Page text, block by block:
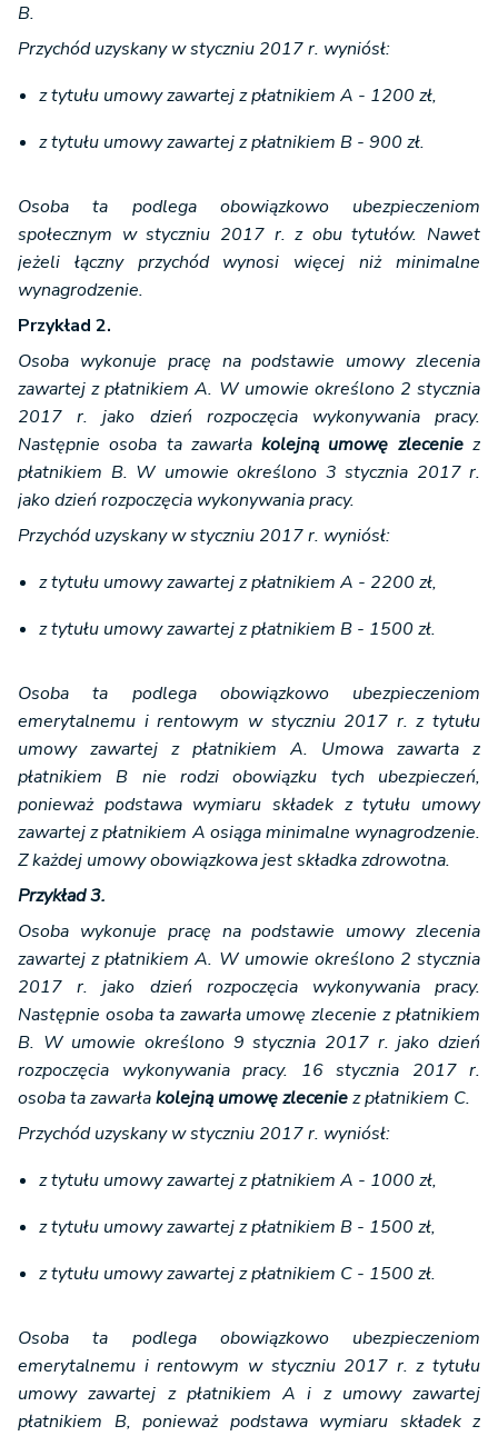
B.
Przychód uzyskany w styczniu 2017 r. wyniósł:
z tytułu umowy zawartej z płatnikiem A - 1200 zł,
z tytułu umowy zawartej z płatnikiem B - 900 zł.
Osoba ta podlega obowiązkowo ubezpieczeniom
społecznym w styczniu 2017 r. z obu tytułów. Nawet
jeżeli łączny przychód wynosi więcej niż minimalne
wynagrodzenie.
Przykład 2.
Osoba wykonuje pracę na podstawie umowy zlecenia
zawartej z płatnikiem A. W umowie określono 2 stycznia
2017 r. jako dzień rozpoczęcia wykonywania pracy.
Następnie osoba ta zawarłakolejną umowę zleceniez
płatnikiem B. W umowie określono 3 stycznia 2017 r.
jako dzień rozpoczęcia wykonywania pracy.
Przychód uzyskany w styczniu 2017 r. wyniósł:
z tytułu umowy zawartej z płatnikiem A - 2200 zł,
z tytułu umowy zawartej z płatnikiem B - 1500 zł.
Osoba ta podlega obowiązkowo ubezpieczeniom
emerytalnemu i rentowym w styczniu 2017 r. z tytułu
umowy zawartej z płatnikiem A. Umowa zawarta z
płatnikiem B nie rodzi obowiązku tych ubezpieczeń,
ponieważ podstawa wymiaru składek z tytułu umowy
zawartej z płatnikiem A osiąga minimalne wynagrodzenie.
Z każdej umowy obowiązkowa jest składka zdrowotna.
Przykład 3.
Osoba wykonuje pracę na podstawie umowy zlecenia
zawartej z płatnikiem A. W umowie określono 2 stycznia
2017 r. jako dzień rozpoczęcia wykonywania pracy.
Następnie osoba ta zawarła umowę zlecenie z płatnikiem
B. W umowie określono 9 stycznia 2017 r. jako dzień
rozpoczęcia wykonywania pracy. 16 stycznia 2017 r.
osoba ta zawarłakolejną umowę zleceniez płatnikiem C.
Przychód uzyskany w styczniu 2017 r. wyniósł:
z tytułu umowy zawartej z płatnikiem A - 1000 zł,
z tytułu umowy zawartej z płatnikiem B - 1500 zł,
z tytułu umowy zawartej z płatnikiem C - 1500 zł.
Osoba ta podlega obowiązkowo ubezpieczeniom
emerytalnemu i rentowym w styczniu 2017 r. z tytułu
umowy zawartej z płatnikiem A i z umowy zawartej
płatnikiem B, ponieważ podstawa wymiaru składek z